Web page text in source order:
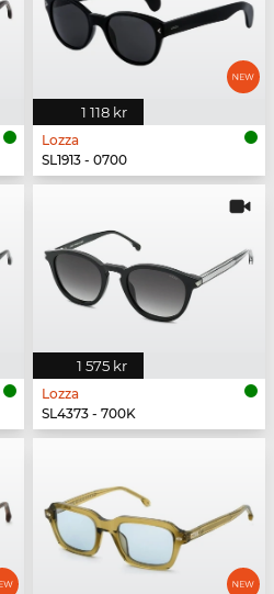
1 118 kr
Lozza
SL1913 - 0700
1 575 kr
Lozza
SL4373 - 700K